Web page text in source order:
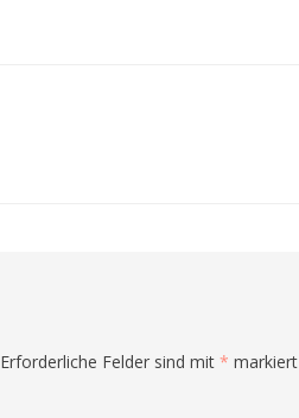
Erforderliche Felder sind mit * markiert